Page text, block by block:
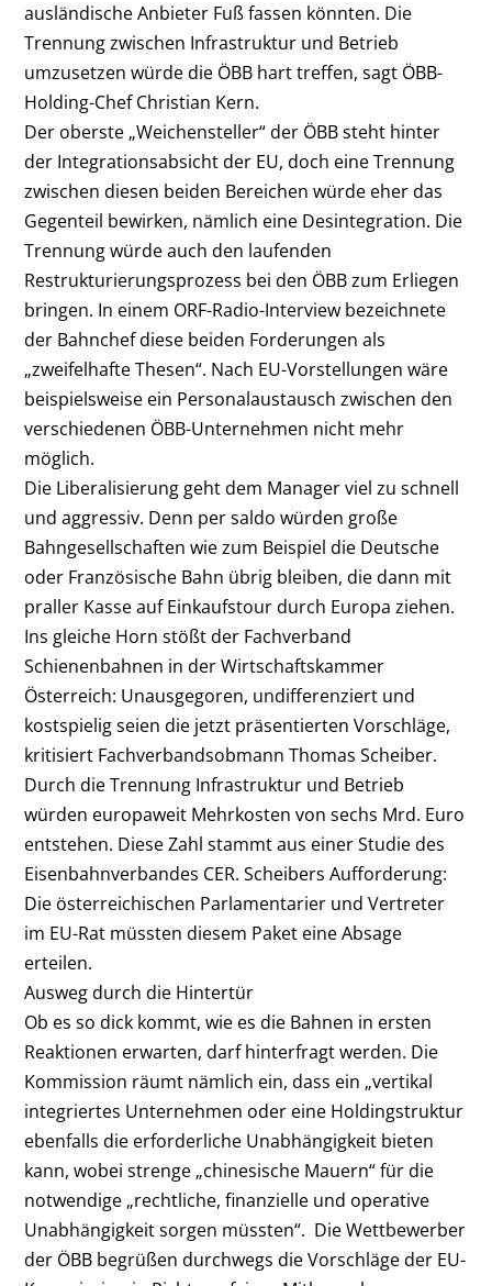
ausländische Anbieter Fuß fassen könnten. Die
Trennung zwischen Infrastruktur und Betrieb
umzusetzen würde die ÖBB hart treffen, sagt ÖBB-
Holding-Chef Christian Kern.
Der oberste „Weichensteller“ der ÖBB steht hinter
der Integrationsabsicht der EU, doch eine Trennung
zwischen diesen beiden Bereichen würde eher das
Gegenteil bewirken, nämlich eine Desintegration. Die
Trennung würde auch den laufenden
Restrukturierungsprozess bei den ÖBB zum Erliegen
bringen. In einem ORF-Radio-Interview bezeichnete
der Bahnchef diese beiden Forderungen als
„zweifelhafte Thesen“. Nach EU-Vorstellungen wäre
beispielsweise ein Personalaustausch zwischen den
verschiedenen ÖBB-Unternehmen nicht mehr
möglich.
Die Liberalisierung geht dem Manager viel zu schnell
und aggressiv. Denn per saldo würden große
Bahngesellschaften wie zum Beispiel die Deutsche
oder Französische Bahn übrig bleiben, die dann mit
praller Kasse auf Einkaufstour durch Europa ziehen.
Ins gleiche Horn stößt der Fachverband
Schienenbahnen in der Wirtschaftskammer
Österreich: Unausgegoren, undifferenziert und
kostspielig seien die jetzt präsentierten Vorschläge,
kritisiert Fachverbandsobmann Thomas Scheiber.
Durch die Trennung Infrastruktur und Betrieb
würden europaweit Mehrkosten von sechs Mrd. Euro
entstehen. Diese Zahl stammt aus einer Studie des
Eisenbahnverbandes CER. Scheibers Aufforderung:
Die österreichischen Parlamentarier und Vertreter
im EU-Rat müssten diesem Paket eine Absage
erteilen.
Ausweg durch die Hintertür
Ob es so dick kommt, wie es die Bahnen in ersten
Reaktionen erwarten, darf hinterfragt werden. Die
Kommission räumt nämlich ein, dass ein „vertikal
integriertes Unternehmen oder eine Holdingstruktur
ebenfalls die erforderliche Unabhängigkeit bieten
kann, wobei strenge „chinesische Mauern“ für die
notwendige „rechtliche, finanzielle und operative
Unabhängigkeit sorgen müssten“. Die Wettbewerber
der ÖBB begrüßen durchwegs die Vorschläge der EU-